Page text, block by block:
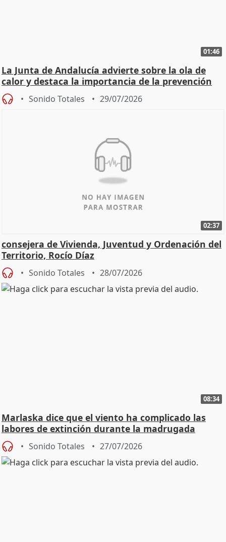
01:46
La Junta de Andalucía advierte sobre la ola de
calor y destaca la importancia de la prevención
Sonido Totales 29/07/2026
02:37
consejera de Vivienda, Juventud y Ordenación del
Territorio, Rocío Díaz
Sonido Totales 28/07/2026
08:34
Marlaska dice que el viento ha complicado las
labores de extinción durante la madrugada
Sonido Totales 27/07/2026